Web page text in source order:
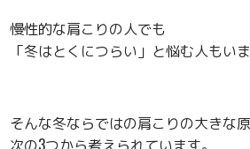
慢性的な肩こりの人でも
「冬はとくにつらい」と悩む人もいま
そんな冬ならではの肩こりの大きな原
次の3つから考えられています。